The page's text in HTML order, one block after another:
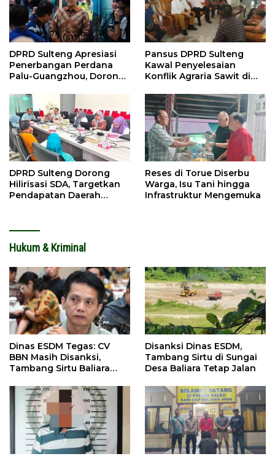
DPRD Sulteng Apresiasi
Penerbangan Perdana
Palu-Guangzhou, Dorong
Pansus DPRD Sulteng
Kawal Penyelesaian
Konflik Agraria Sawit di
DPRD Sulteng Dorong
Hilirisasi SDA, Targetkan
Pendapatan Daerah
Reses di Torue Diserbu
Warga, Isu Tani hingga
Infrastruktur Mengemuka
Hukum & Kriminal
Dinas ESDM Tegas: CV
BBN Masih Disanksi,
Tambang Sirtu Baliara
Disanksi Dinas ESDM,
Tambang Sirtu di Sungai
Desa Baliara Tetap Jalan